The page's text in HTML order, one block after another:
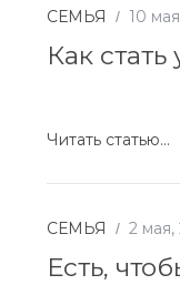
СЕМЬЯ 10
Как
Читать статью...
СЕМЬЯ 2 мая,
Есть,